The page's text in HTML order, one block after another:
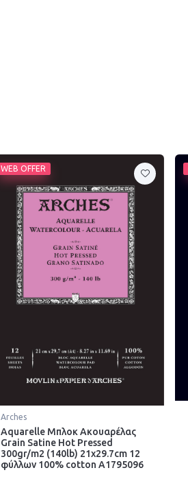
WEB OFFER
Arches
Aquarelle Μπλοκ Ακουαρέλας
Grain Satine Hot Pressed
300gr/m2 (140lb) 21x29.7cm 12
φύλλων 100% cotton A1795096